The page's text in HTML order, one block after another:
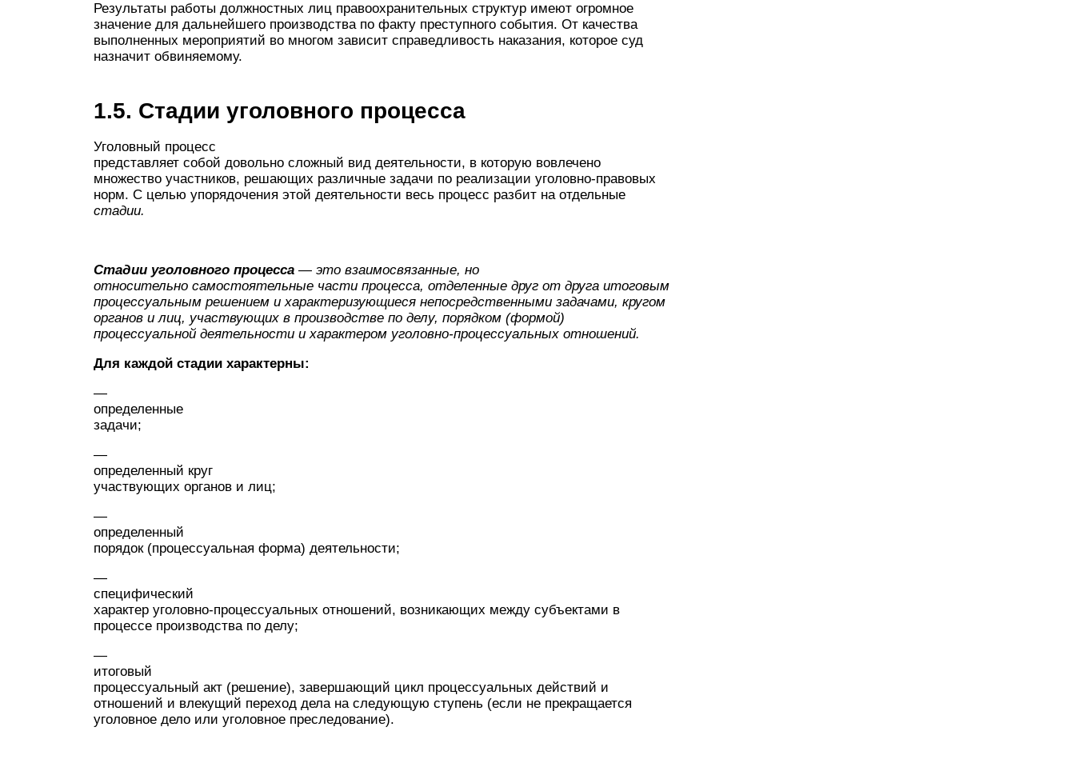
Результаты работы должностных лиц правоохранительных структур имеют огромное
значение для дальнейшего производства по факту преступного события. От качества
выполненных мероприятий во многом зависит справедливость наказания, которое суд
назначит обвиняемому.
1.5. Стадии уголовного процесса
Уголовный процесс
представляет собой довольно сложный вид деятельности, в которую вовлечено
множество участников, решающих различные задачи по реализации уголовно-правовых
норм. С целью упорядочения этой деятельности весь процесс разбит на отдельные
стадии.
Стадии уголовного процесса — это взаимосвязанные, но
относительно самостоятельные части процесса, отделенные друг от друга итоговым
процессуальным решением и характеризующиеся непосредственными задачами, кругом
органов и лиц, участвующих в производстве по делу, порядком (формой)
процессуальной деятельности и характером уголовно-процессуальных отношений.
Для каждой стадии характерны:
—
определенные
задачи;
—
определенный круг
участвующих органов и лиц;
—
определенный
порядок (процессуальная форма) деятельности;
—
специфический
характер уголовно-процессуальных отношений, возникающих между субъектами в
процессе производства по делу;
—
итоговый
процессуальный акт (решение), завершающий цикл процессуальных действий и
отношений и влекущий переход дела на следующую ступень (если не прекращается
уголовное дело или уголовное преследование).